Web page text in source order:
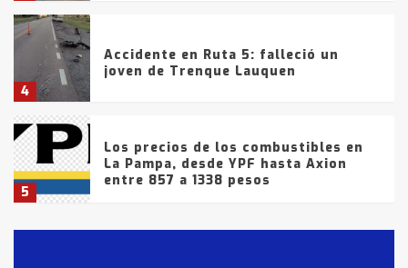
4
Accidente en Ruta 5: falleció un
joven de Trenque Lauquen
5
Los precios de los combustibles en
La Pampa, desde YPF hasta Axion
entre 857 a 1338 pesos